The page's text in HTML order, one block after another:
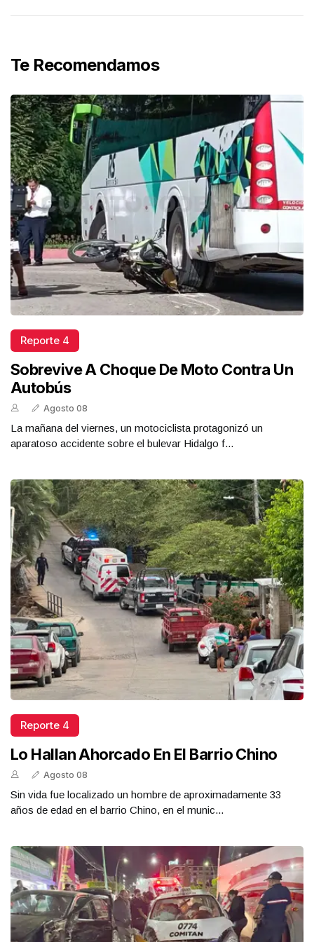
Te Recomendamos
Reporte 4
Sobrevive A Choque De Moto Contra Un
Autobús
Agosto 08
La mañana del viernes, un motociclista protagonizó un
aparatoso accidente sobre el bulevar Hidalgo f...
Reporte 4
Lo Hallan Ahorcado En El Barrio Chino
Agosto 08
Sin vida fue localizado un hombre de aproximadamente 33
años de edad en el barrio Chino, en el munic...